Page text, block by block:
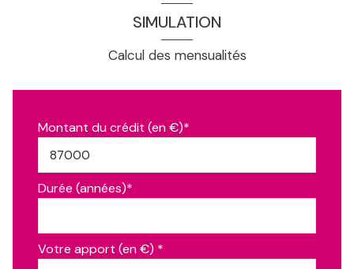
SIMULATION
Calcul des mensualités
Montant du crédit (en €)*
Durée (années)*
Votre apport (en €) *